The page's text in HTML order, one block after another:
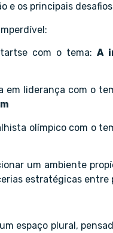
e os principais
com o tema:A
em liderança com o
olímpico com o
um ambiente
estratégicas entre
espaço plural,